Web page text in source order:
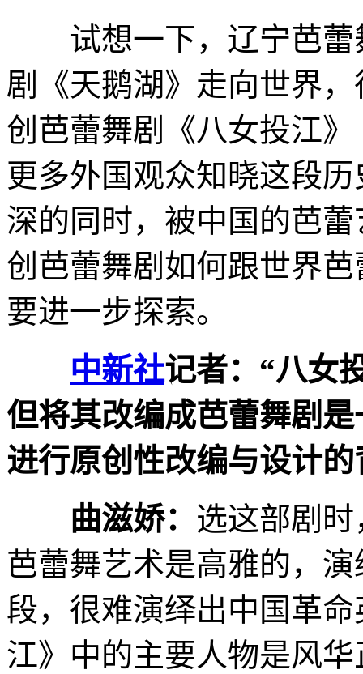
试想一下，辽宁芭蕾
剧《天鹅湖》走向世界
创芭蕾舞剧《八女投江
更多外国观众知晓这段
深的同时，被中国的芭
创芭蕾舞剧如何跟世界
要进一步探索。
中新社记者：“八女
但将其改编成芭蕾舞剧
进行原创性改编与设计
曲滋娇： 选这部剧
芭蕾舞艺术是高雅的，
段，很难演绎出中国革
江》中的主要人物是风